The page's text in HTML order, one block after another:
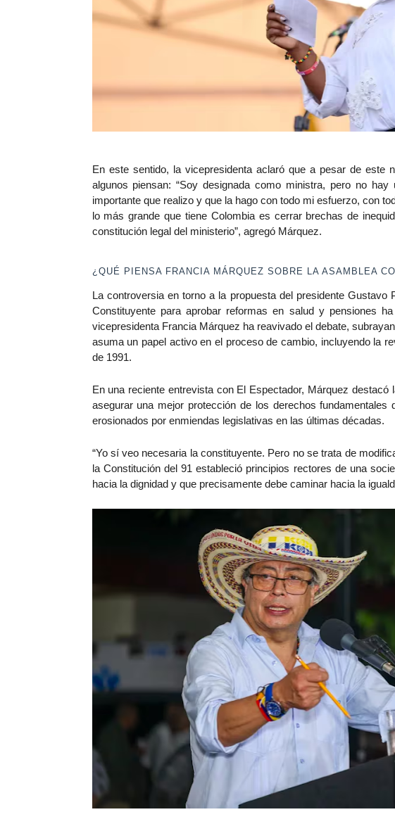
En este sentido, la vicepresidenta aclaró que a pesar de este
algunos piensan: “Soy designada como ministra, pero no
importante que realizo y que la hago con todo mi esfuerzo, con
lo más grande que tiene Colombia es cerrar brechas de
constitución legal del ministerio”, agregó Márquez.
¿QUÉ PIENSA FRANCIA MÁRQUEZ SOBRE LA ASAMBLEA
La controversia en torno a la propuesta del presidente
Constituyente para aprobar reformas en salud y pensiones
vicepresidenta Francia Márquez ha reavivado el debate,
asuma un papel activo en el proceso de cambio, incluyendo la
de 1991.
En una reciente entrevista con El Espectador, Márquez destacó
asegurar una mejor protección de los derechos
erosionados por enmiendas legislativas en las últimas décadas.
“Yo sí veo necesaria la constituyente. Pero no se trata de
la Constitución del 91 estableció principios rectores de una
hacia la dignidad y que precisamente debe caminar hacia la